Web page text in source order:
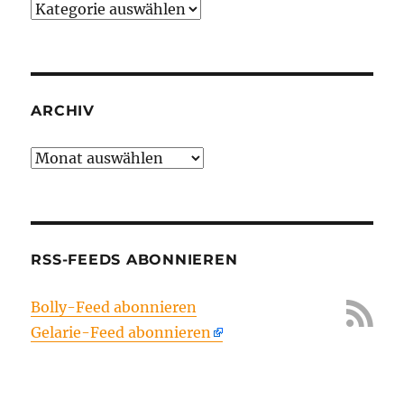
Kategorien
ARCHIV
Archiv
RSS-FEEDS ABONNIEREN
Bolly-Feed abonnieren
Gelarie-Feed abonnieren